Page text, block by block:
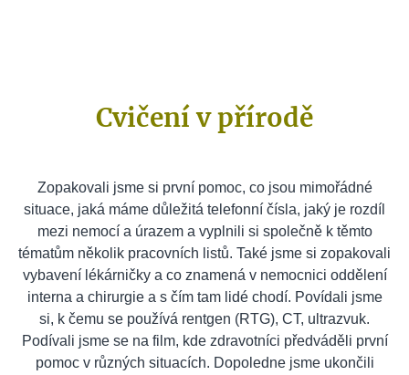
Cvičení v přírodě
Zopakovali jsme si první pomoc, co jsou mimořádné
situace, jaká máme důležitá telefonní čísla, jaký je rozdíl
mezi nemocí a úrazem a vyplnili si společně k těmto
tématům několik pracovních listů. Také jsme si zopakovali
vybavení lékárničky a co znamená v nemocnici oddělení
interna a chirurgie a s čím tam lidé chodí. Povídali jsme
si, k čemu se používá rentgen (RTG), CT, ultrazvuk.
Podívali jsme se na film, kde zdravotníci předváděli první
pomoc v různých situacích. Dopoledne jsme ukončili